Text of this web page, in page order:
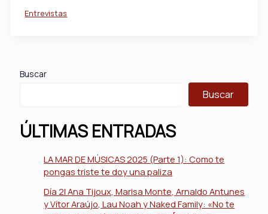
Entrevistas
Buscar
Buscar
ÚLTIMAS ENTRADAS
LA MAR DE MÚSICAS 2025 (Parte 1): Como te
pongas triste te doy una paliza
Día 2| Ana Tijoux, Marisa Monte, Arnaldo Antunes
y Vítor Araújo, Lau Noah y Naked Family: «No te